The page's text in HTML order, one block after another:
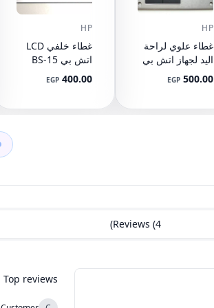
HP
غطاء علوي لراحة
اليد لجهاز اتش بي
مع تاتش باد
500.00
EGP
HP
غطاء خلفي LCD
اتش بي 15-BS
15-BW 15Q-BU
رقم القطعة
400.00
EGP
Reviews (4
)
Top reviews